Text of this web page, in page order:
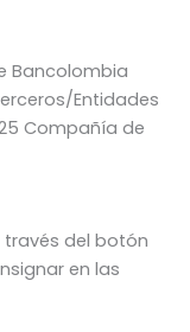
Bancolombia
Entidades
Compañía de
del botón
en las